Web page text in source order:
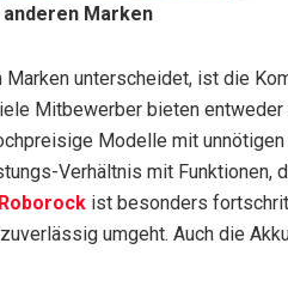
Marken
Marken unterscheidet, ist die
Mitbewerber bieten
Modelle mit unnötigen
Verhältnis mit Funktionen,
Roborock ist besonders
umgeht. Auch die